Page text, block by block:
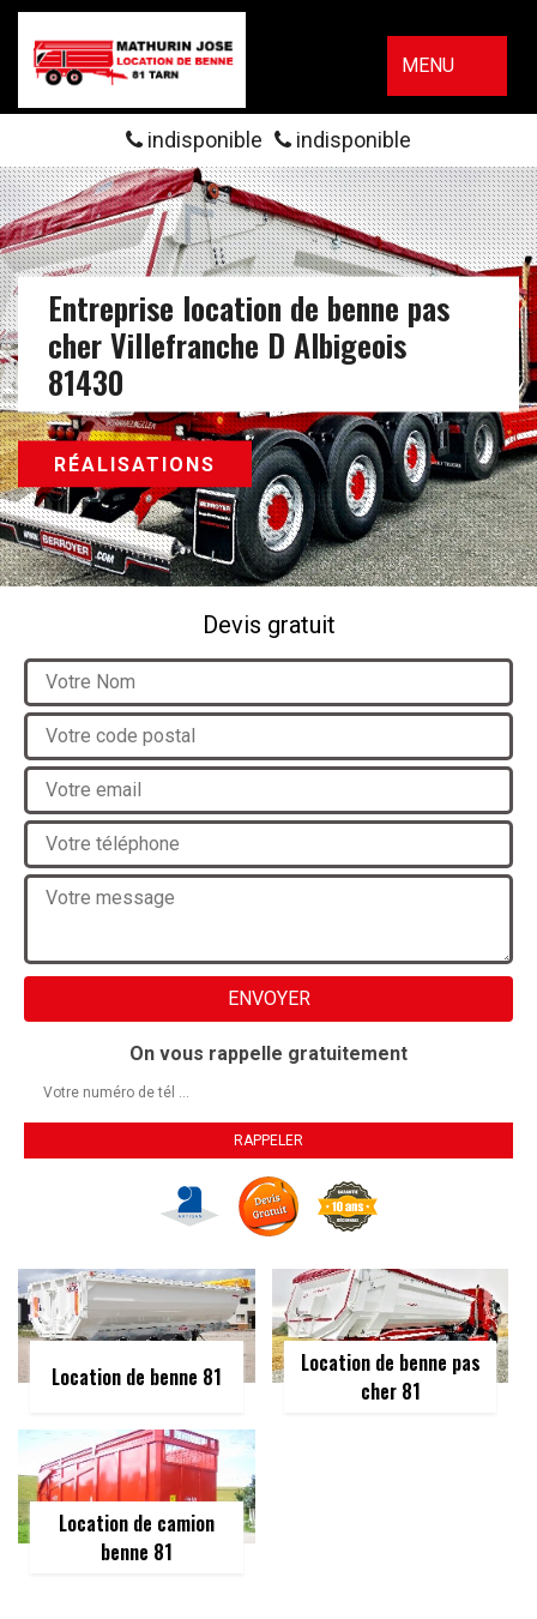
MENU
indisponible indisponible
Entreprise location de benne pas
cher Villefranche D Albigeois
81430
RÉALISATIONS
Devis gratuit
On vous rappelle gratuitement
Location de benne 81
Location de benne pas
cher 81
Location de camion
benne 81